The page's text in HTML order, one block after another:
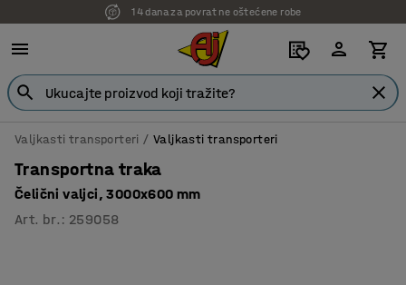
14 dana za povrat ne oštećene robe
7 godina garancije
Valjkasti transporteri Valjkasti transporteri
Transportna traka
Čelični valjci, 3000x600 mm
Art. br. : 259058